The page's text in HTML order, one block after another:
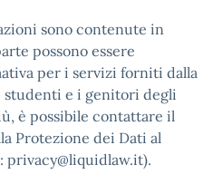
sono contenute in
possono essere
per i servizi forniti dalla
studenti e i genitori degli
è possibile contattare il
Protezione dei Dati al